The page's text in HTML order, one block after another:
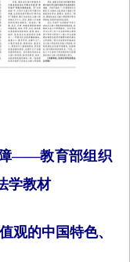
障——教育部组织
学教材
观的中国特色、